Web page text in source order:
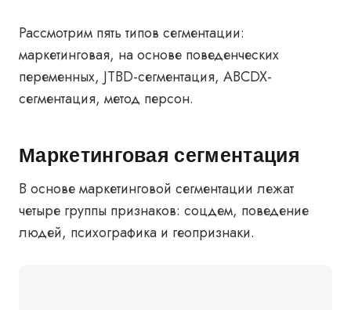
Рассмотрим пять типов сегментации:
маркетинговая, на основе поведенческих
переменных, JTBD-сегментация, ABCDX-
сегментация, метод персон.
Маркетинговая сегментация
В основе маркетинговой сегментации лежат
четыре группы признаков: соцдем, поведение
людей, психографика и геопризнаки.